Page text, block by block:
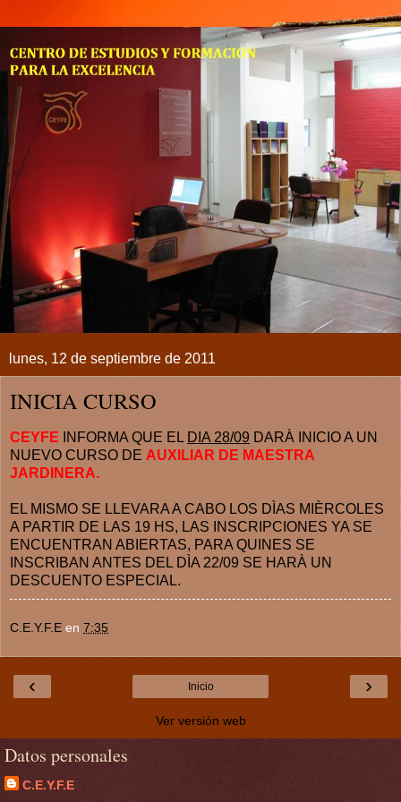
lunes, 12 de septiembre de 2011
INICIA CURSO
CEYFE INFORMA QUE EL DIA 28/09 DARÀ INICIO A UN
NUEVO CURSO DE AUXILIAR DE MAESTRA
JARDINERA.
EL MISMO SE LLEVARA A CABO LOS DÌAS MIÈRCOLES
A PARTIR DE LAS 19 HS, LAS INSCRIPCIONES YA SE
ENCUENTRAN ABIERTAS, PARA QUINES SE
INSCRIBAN ANTES DEL DÌA 22/09 SE HARÀ UN
DESCUENTO ESPECIAL.
C.E.Y.F.E en 7:35
‹ ›
Inicio
Ver versión web
Datos personales
C.E.Y.F.E